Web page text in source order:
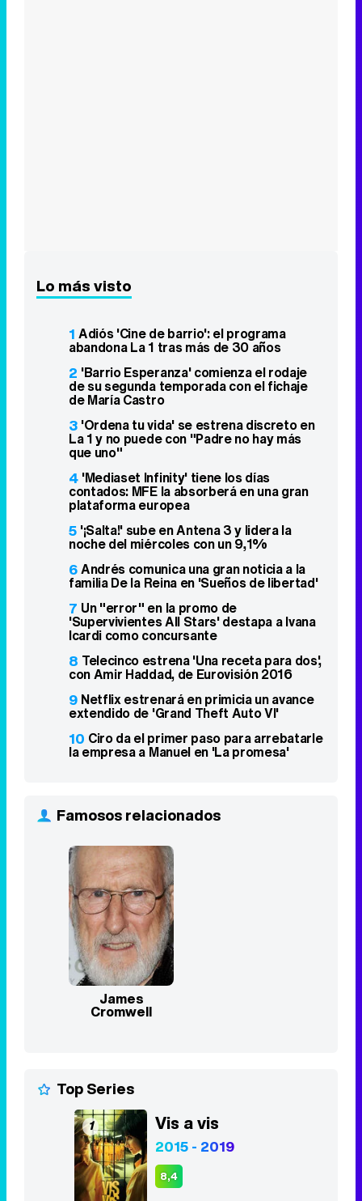
de María Castro
La 1 y no puede con "Padre no hay más
que uno"
4 'Mediaset Infinity' tiene los días
contados: MFE la absorberá en una gran
plataforma europea
5 '¡Salta!' sube en Antena 3 y lidera la
noche del miércoles con un 9,1%
6 Andrés comunica una gran noticia a la
familia De la Reina en 'Sueños de libertad'
7Un "error" en la promo de
'Supervivientes All Stars' destapa a Ivana
Icardi como concursante
8Telecinco estrena 'Una receta para dos',
con Amir Haddad, de Eurovisión 2016
9Netflix estrenará en primicia un avance
extendido de 'Grand Theft Auto VI'
10Ciro da el primer paso para arrebatarle
la empresa a Manuel en 'La promesa'
Famosos relacionados
James
Cromwell
Top Series
1
2 Stranger Things
2016 - 2025
8,3